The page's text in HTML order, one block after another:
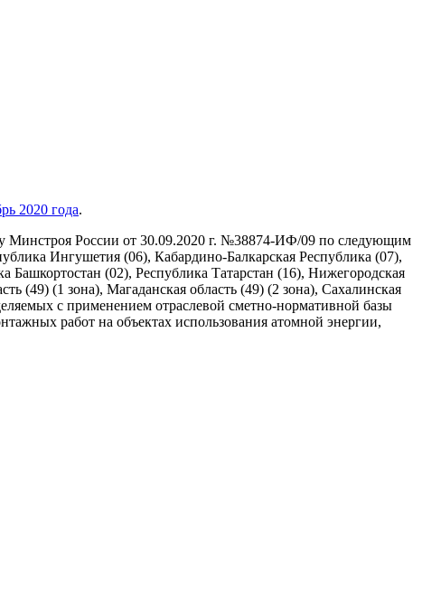
2020 года.
Минстроя России от 30.09.2020 г. №38874-ИФ/09 по следующим
Ингушетия (06), Кабардино-Балкарская Республика (07),
Башкортостан (02), Республика Татарстан (16), Нижегородская
(49) (1 зона), Магаданская область (49) (2 зона), Сахалинская
с применением отраслевой сметно-нормативной базы
работ на объектах использования атомной энергии,